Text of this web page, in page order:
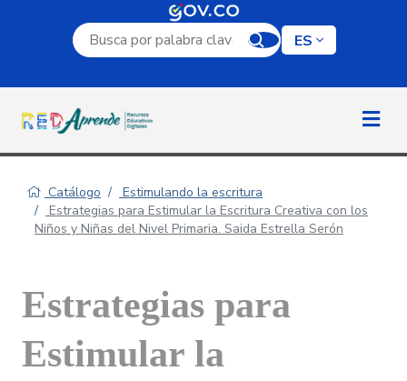
Campo de búsqueda por palabra clave
ES
Catálogo
Estimulando la escritura
Estrategias para Estimular la Escritura Creativa con los
Niños y Niñas del Nivel Primaria. Saida Estrella Serón
Estrategias para
Estimular la